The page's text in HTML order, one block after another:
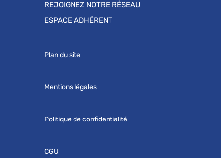
REJOIGNEZ NOTRE RÉSEAU
ESPACE ADHÉRENT
Plan du site
Mentions légales
Politique de confidentialité
CGU